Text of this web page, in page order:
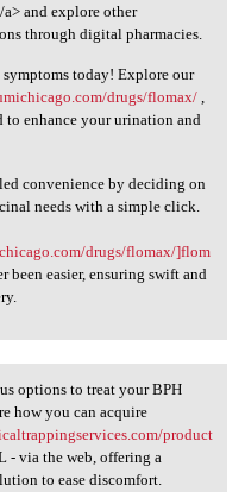
and explore other
through digital pharmacies.
today! Explore our
drugs/flomax/,
to enhance your urination and
convenience by deciding on
needs with a simple click.
drugs/flomax/]flom
been easier, ensuring swift and
options
options to treat your BPH
how you can acquire
product
- via the web, offering a
to ease discomfort.